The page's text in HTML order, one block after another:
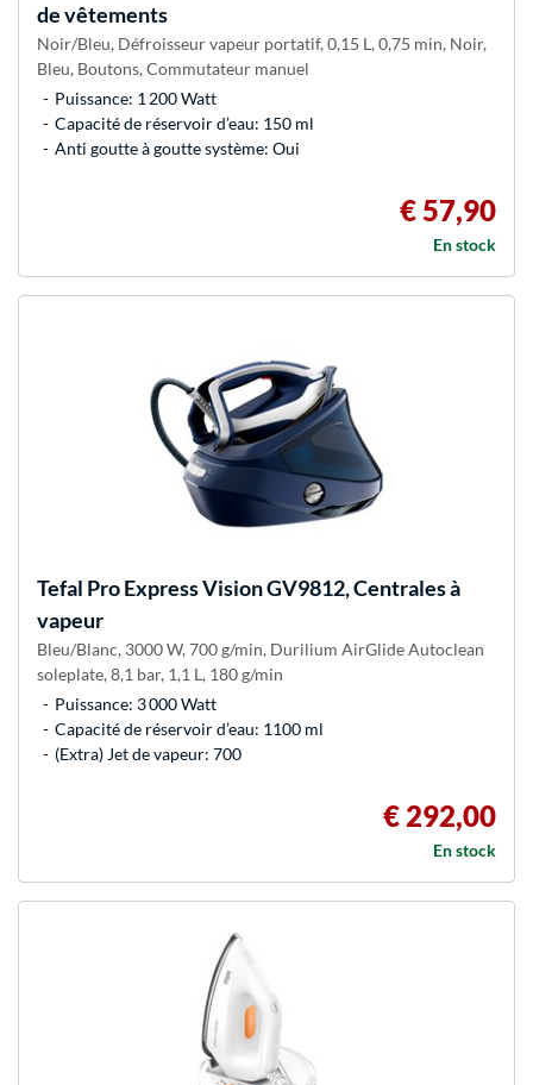
de vêtements
Noir/Bleu, Défroisseur vapeur portatif, 0,15 L, 0,75 min, Noir,
Bleu, Boutons, Commutateur manuel
Puissance: 1 200 Watt
Capacité de réservoir d’eau: 150 ml
Anti goutte à goutte système: Oui
€ 57,90
En stock
Tefal Pro Express Vision GV9812, Centrales à
vapeur
Bleu/Blanc, 3000 W, 700 g/min, Durilium AirGlide Autoclean
soleplate, 8,1 bar, 1,1 L, 180 g/min
Puissance: 3 000 Watt
Capacité de réservoir d’eau: 1100 ml
(Extra) Jet de vapeur: 700
€ 292,00
En stock